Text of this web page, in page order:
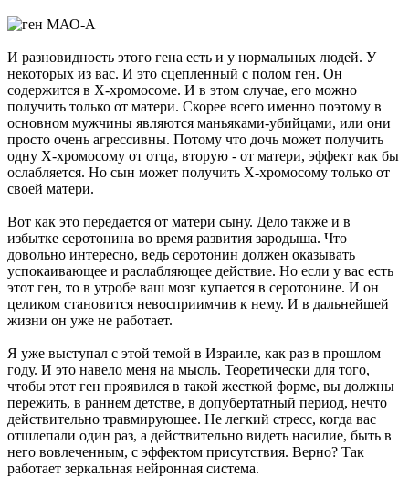
И разновидность этого гена есть и у нормальных людей. У
некоторых из вас. И это сцепленный с полом ген. Он
содержится в Х-хромосоме. И в этом случае, его можно
получить только от матери. Скорее всего именно поэтому в
основном мужчины являются маньяками-убийцами, или они
просто очень агрессивны. Потому что дочь может получить
одну Х-хромосому от отца, вторую - от матери, эффект как бы
ослабляется. Но сын может получить Х-хромосому только от
своей матери.
Вот как это передается от матери сыну. Дело также и в
избытке серотонина во время развития зародыша. Что
довольно интересно, ведь серотонин должен оказывать
успокаивающее и раслабляющее действие. Но если у вас есть
этот ген, то в утробе ваш мозг купается в серотонине. И он
целиком становится невосприимчив к нему. И в дальнейшей
жизни он уже не работает.
Я уже выступал с этой темой в Израиле, как раз в прошлом
году. И это навело меня на мысль. Теоретически для того,
чтобы этот ген проявился в такой жесткой форме, вы должны
пережить, в раннем детстве, в допубертатный период, нечто
действительно травмирующее. Не легкий стресс, когда вас
отшлепали один раз, а действительно видеть насилие, быть в
него вовлеченным, с эффектом присутствия. Верно? Так
работает зеркальная нейронная система.